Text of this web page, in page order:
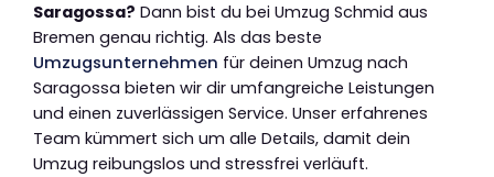
Saragossa? Dann bist du bei Umzug Schmid aus
Bremen genau richtig. Als das beste
Umzugsunternehmen für deinen Umzug nach
Saragossa bieten wir dir umfangreiche Leistungen
und einen zuverlässigen Service. Unser erfahrenes
Team kümmert sich um alle Details, damit dein
Umzug reibungslos und stressfrei verläuft.